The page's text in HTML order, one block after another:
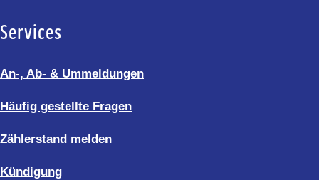
Services
An-, Ab- & Ummeldungen
Häufig gestellte Fragen
Zählerstand melden
Kündigung